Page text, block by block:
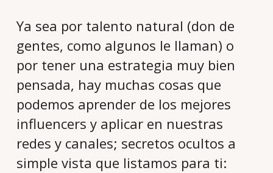
Ya sea por talento natural (don de
gentes, como algunos le llaman) o
por tener una estrategia muy bien
pensada, hay muchas cosas que
podemos aprender de los mejores
influencers y aplicar en nuestras
redes y canales; secretos ocultos a
simple vista que listamos para ti: